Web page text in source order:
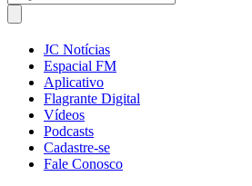
JC Notícias
Espacial FM
Aplicativo
Flagrante Digital
Vídeos
Podcasts
Cadastre-se
Fale Conosco